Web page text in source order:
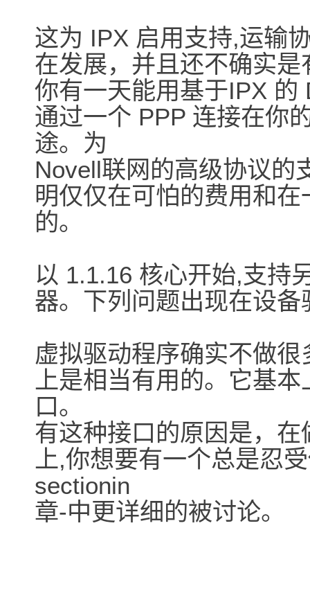
这为 IPX 启用支持,运输
在发展，并且还不确实
你有一天能用基于IPX 的
通过一个 PPP 连接在你
途。为
Novell联网的高级协议的
明仅仅在可怕的费用和
的。
以 1.1.16 核心开始,支持
器。下列问题出现在设
虚拟驱动程序确实不做
上是相当有用的。它基
口。
有这种接口的原因是，
上,你想要有一个总是忍
sectionin
章-中更详细的被讨论。